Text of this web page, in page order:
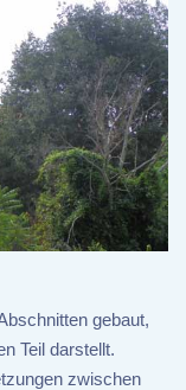
gebaut,
Teil darstellt.
zwischen